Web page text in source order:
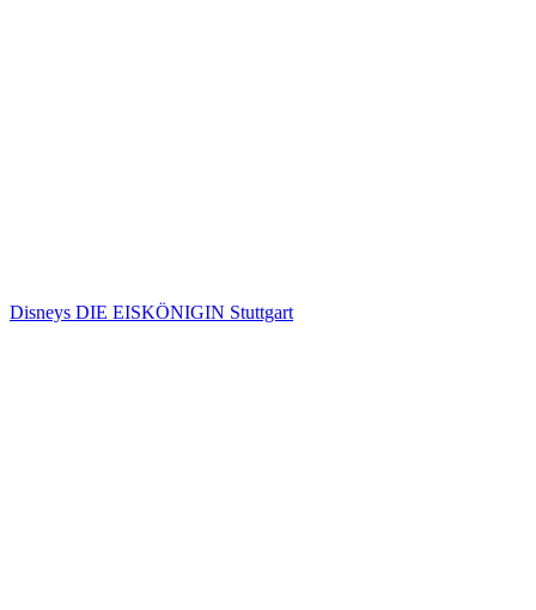
Disneys DIE EISKÖNIGIN Stuttgart